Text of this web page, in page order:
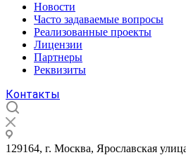
Новости
Часто задаваемые вопросы
Реализованные проекты
Лицензии
Партнеры
Реквизиты
Контакты
129164, г. Москва, Ярославская